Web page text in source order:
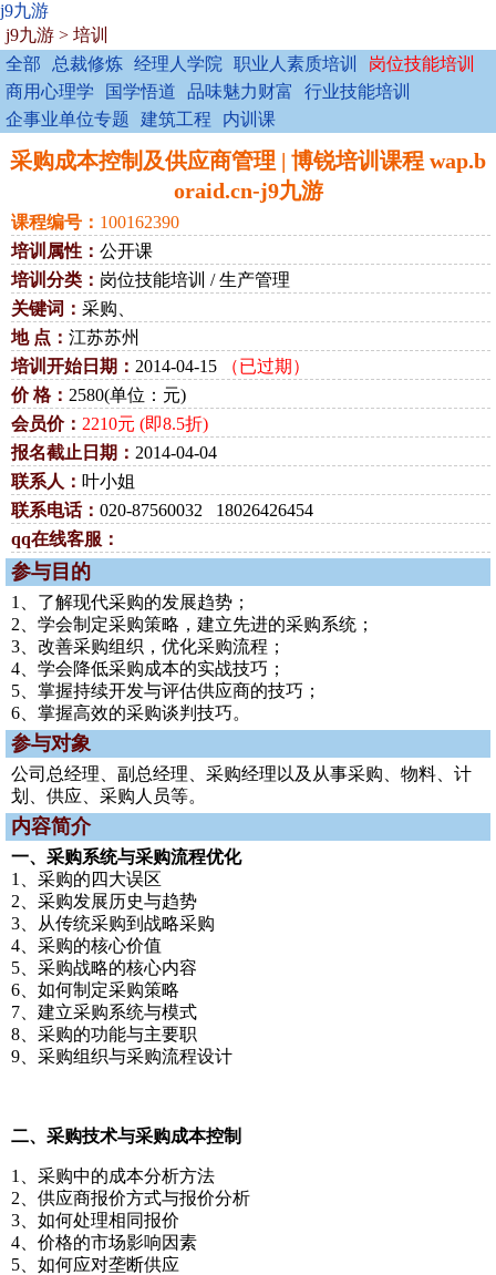
j9九游
j9九游 > 培训
全部
总裁修炼 经理人学院 职业人素质培训
岗位技能培训
商用心理学
国学悟道 品味魅力财富
行业技能培训
企事业单位专题
建筑工程 内训课
采购成本控制及供应商管理 | 博锐培训课程 wap.b
oraid.cn-j9九游
课程编号： 100162390
培训属性： 公开课
培训分类： 岗位技能培训 / 生产管理
关键词： 采购、
地 点： 江苏苏州
培训开始日期： 2014-04-15
（已过期）
价 格： 2580(单位：元)
会员价： 2210元 (即8.5折)
报名截止日期： 2014-04-04
联系人： 叶小姐
联系电话： 020-87560032 18026426454
qq在线客服：
参与目的
1、了解现代采购的发展趋势；
2、学会制定采购策略，建立先进的采购系统；
3、改善采购组织，优化采购流程；
4、学会降低采购成本的实战技巧；
5、掌握持续开发与评估供应商的技巧；
6、掌握高效的采购谈判技巧。
参与对象
公司总经理、副总经理、采购经理以及从事采购、物料、计
划、供应、采购人员等。
内容简介
一、采购系统与采购流程优化
1、采购的四大误区
2、采购发展历史与趋势
3、从传统采购到战略采购
4、采购的核心价值
5、采购战略的核心内容
6、如何制定采购策略
7、建立采购系统与模式
8、采购的功能与主要职
9、采购组织与采购流程设计
二、采购技术与采购成本控制
1、采购中的成本分析方法
2、供应商报价方式与报价分析
3、如何处理相同报价
4、价格的市场影响因素
5、如何应对垄断供应